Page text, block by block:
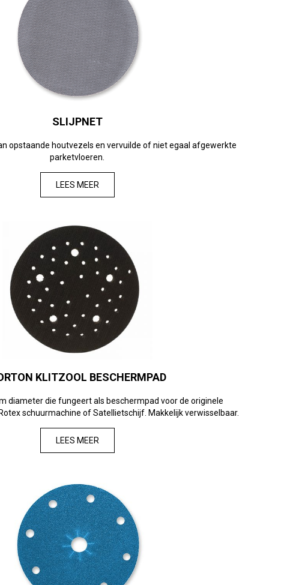
SLIJPNET
opstaande houtvezels en vervuilde of niet egaal afgewerkte
parketvloeren.
LEES MEER
KLITZOOL BESCHERMPAD
diameter die fungeert als beschermpad voor de originele
schuurmachine of Satellietschijf. Makkelijk verwisselbaar.
LEES MEER